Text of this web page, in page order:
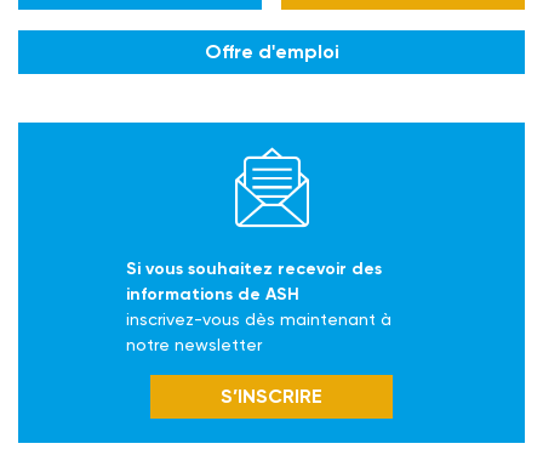
Offre d'emploi
Si vous souhaitez recevoir des
informations de ASH
inscrivez-vous dès maintenant à
notre newsletter
S’INSCRIRE